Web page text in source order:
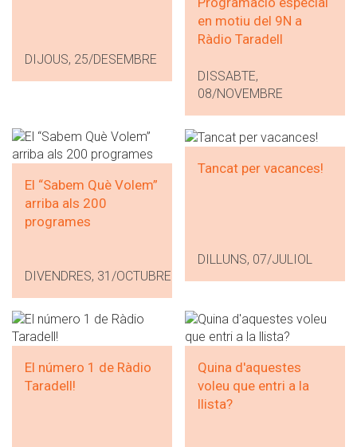
DIJOUS, 25/DESEMBRE
en motiu del 9N a
Ràdio Taradell
DISSABTE,
08/NOVEMBRE
El “Sabem Què Volem”
arriba als 200
programes
DIVENDRES, 31/OCTUBRE
Tancat per vacances!
DILLUNS, 07/JULIOL
El número 1 de Ràdio
Taradell!
Quina d'aquestes
voleu que entri a la
llista?